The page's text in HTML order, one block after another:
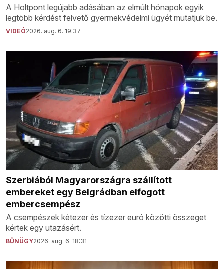
A Holtpont legújabb adásában az elmúlt hónapok egyik
legtöbb kérdést felvető gyermekvédelmi ügyét mutatjuk be.
VIDEÓ2026. aug. 6. 19:37
Szerbiából Magyarországra szállított
embereket egy Belgrádban elfogott
embercsempész
A csempészek kétezer és tízezer euró közötti összeget
kértek egy utazásért.
BŰNÜGY2026. aug. 6. 18:31